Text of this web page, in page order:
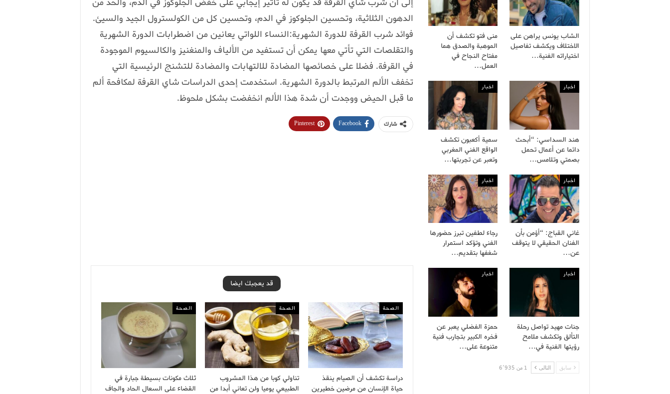
الدهون الثلاثية، وتحسين الجلوكوز في الدم، وتحسين كل من الكولسترول الجيد والسيئ.
فوائد شرب القرفة للدورة الشهرية:النساء اللواتي يعانين من اضطرابات الدورة الشهرية
والتقلصات التي تأتي معها يمكن أن تستفيد من الألياف والمنغنيز والكالسيوم الموجودة
في القرفة. فضلا على خصائصها المضادة للالتهابات والمضادة للتشنج الرئيسية التي
تخفف الألم المرتبط بالدورة الشهرية. استخدمت إحدى الدراسات شاي القرفة لمكافحة ألم
ما قبل الحيض ووجدت أن شدة هذا الألم انخفضت بشكل ملحوظ.
شارك Facebook
Pinterest
قد يعجبك ايضا
الصحة
دراسة تكشف أن الصيام ينقذ
حياة الإنسان من مرضين خطيرين
الصحة
تناولي كوبا من هذا المشروب
الطبيعي يوميا ولن تعاني أبدا من
الصحة
ثلاث مكونات بسيطة جبارة في
القضاء على السعال الحاد والجاف
الشاب يونس يراهن على
الاختلاف ويكشف تفاصيل
اختياراته الفنية…
منى فتو تكشف أن
الموهبة والصدق هما
مفتاح النجاح في
العمل…
اخبار
هند السداسي: “أبحث
دائما عن أعمال تحمل
بصمتي وتلامس…
اخبار
سمية أكعبون تكشف
الواقع الفني المغربي
وتعبر عن تجربتها…
اخبار
غاني القباج: “أؤمن بأن
الفنان الحقيقي لا يتوقف
عن…
اخبار
رجاء لطفين تبرز حضورها
الفني وتؤكد استمرار
شغفها بتقديم…
اخبار
جنات مهيد تواصل رحلة
التألق وتكشف ملامح
رؤيتها الفنية في…
اخبار
حمزة الفضلي يعبر عن
فخره الكبير بتجارب فنية
متنوعة على…
سابق التالى 1 من 6٬935